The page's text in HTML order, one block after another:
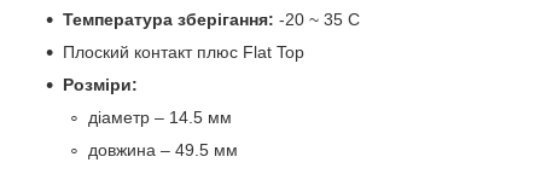
Температура зберігання: -20 ~ 35 С
Плоский контакт плюс Flat Top
Розміри:
діаметр – 14.5 мм
довжина – 49.5 мм